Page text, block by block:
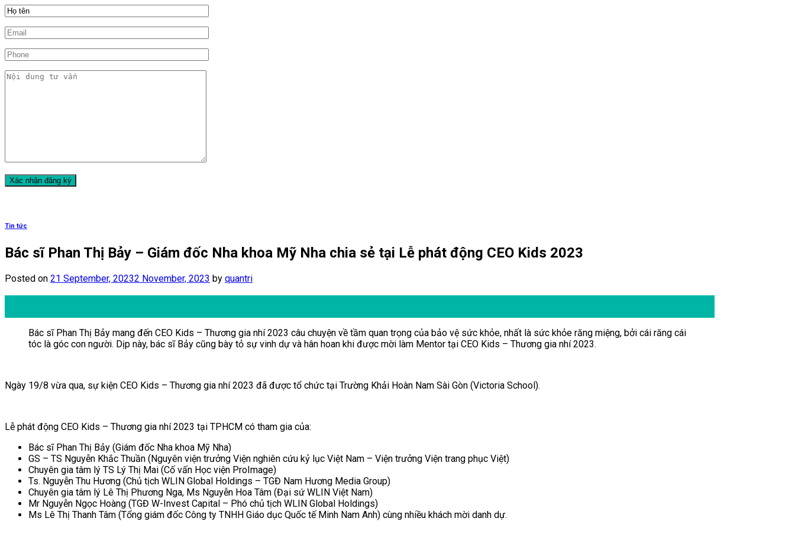
Tin tức
Bác sĩ Phan Thị Bảy – Giám đốc Nha khoa Mỹ Nha chia sẻ tại Lễ phát động CEO Kids 2023
Posted on 21 September, 20232 November, 2023 by quantri
Bác sĩ Phan Thị Bảy mang đến CEO Kids – Thương gia nhí 2023 câu chuyện về tầm quan trọng của bảo vệ sức khỏe, nhất là sức khỏe răng miệng, bởi cái răng cái
tóc là góc con người. Dịp này, bác sĩ Bảy cũng bày tỏ sự vinh dự và hân hoan khi được mời làm Mentor tại CEO Kids – Thương gia nhí 2023.
Ngày 19/8 vừa qua, sự kiện CEO Kids – Thương gia nhí 2023 đã được tổ chức tại Trường Khải Hoàn Nam Sài Gòn (Victoria School).
Lễ phát động CEO Kids – Thương gia nhí 2023 tại TPHCM có tham gia của:
Bác sĩ Phan Thị Bảy (Giám đốc Nha khoa Mỹ Nha)
GS – TS Nguyễn Khắc Thuần (Nguyên viện trưởng Viện nghiên cứu kỷ lục Việt Nam – Viện trưởng Viện trang phục Việt)
Chuyên gia tâm lý TS Lý Thị Mai (Cố vấn Học viện ProImage)
Ts. Nguyễn Thu Hương (Chủ tịch WLIN Global Holdings – TGĐ Nam Hương Media Group)
Chuyên gia tâm lý Lê Thị Phương Nga, Ms Nguyễn Hoa Tâm (Đại sứ WLIN Việt Nam)
Mr Nguyễn Ngọc Hoàng (TGĐ W-Invest Capital – Phó chủ tịch WLIN Global Holdings)
Ms Lê Thị Thanh Tâm (Tổng giám đốc Công ty TNHH Giáo dục Quốc tế Minh Nam Anh) cùng nhiều khách mời danh dự.